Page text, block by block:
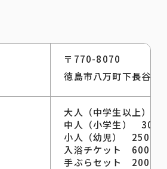
〒770-8070
徳島市八万町下長谷
大人（中学生以上）
中人（小学生） 300
小人（幼児） 250円
入浴チケット 600
手ぶらセット 200円